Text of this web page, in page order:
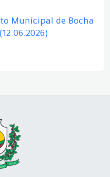
Municipal de Bocha